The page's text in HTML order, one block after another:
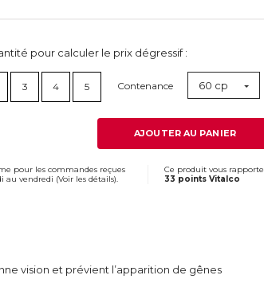
pour calculer le prix dégressif :
3 4 5 Contenance 60 cp
AJOUTER AU PANIER
pour les commandes reçues
au vendredi (Voir les détails).
Ce produit vous rapporte
33 points Vitalco
vision et prévient l’apparition de gênes